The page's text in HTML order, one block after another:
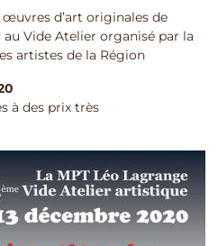
d’art originales de
Vide Atelier organisé par la
artistes de la Région
à des prix très